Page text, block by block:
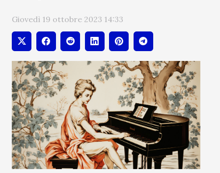
Giovedì 19 ottobre 2023 14:33